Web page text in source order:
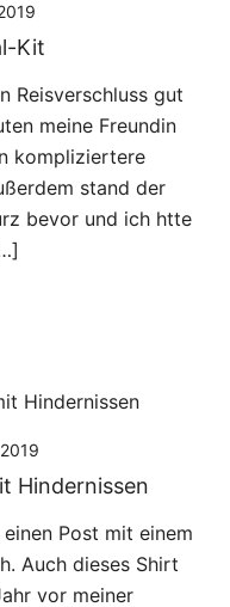
Kit
Reisverschluss gut
meine Freundin
kompliziertere
stand der
bevor und ich htte
Hindernissen
Post mit einem
Auch dieses Shirt
vor meiner